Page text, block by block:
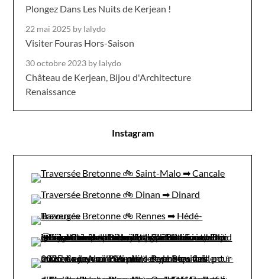
Plongez Dans Les Nuits de Kerjean !
22 mai 2025 by lalydo
Visiter Fouras Hors-Saison
30 octobre 2023 by lalydo
Château de Kerjean, Bijou d'Architecture
Renaissance
Instagram